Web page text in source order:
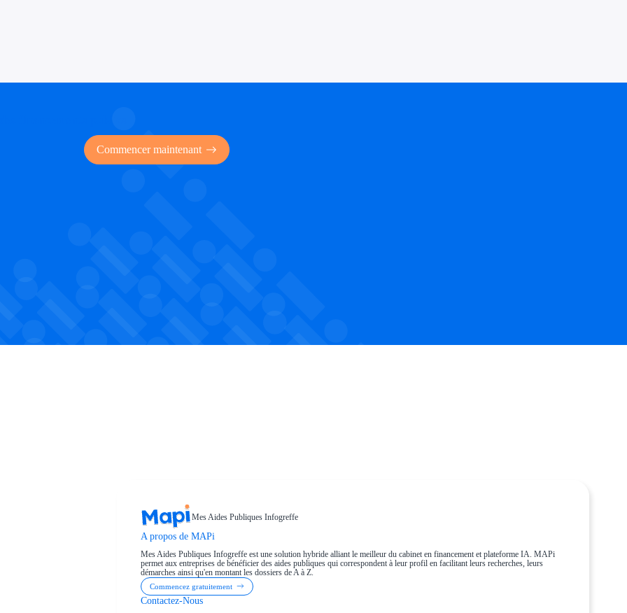
Commencer maintenant
Mes Aides Publiques Infogreffe
A propos de MAPi
Mes Aides Publiques Infogreffe est une solution hybride alliant le meilleur du cabinet en financement et plateforme IA. MAPi
permet aux entreprises de bénéficier des aides publiques qui correspondent à leur profil en facilitant leurs recherches, leurs
démarches ainsi qu'en montant les dossiers de A à Z.
Commencez gratuitement
Contactez-Nous